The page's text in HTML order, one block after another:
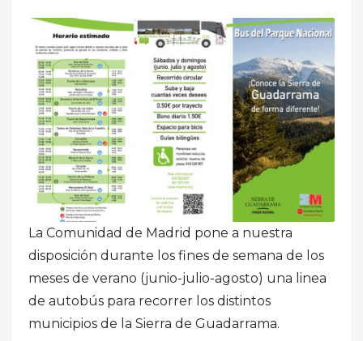
La Comunidad de Madrid pone a nuestra
disposición durante los fines de semana de los
meses de verano (junio-julio-agosto) una linea
de autobús para recorrer los distintos
municipios de la Sierra de Guadarrama.